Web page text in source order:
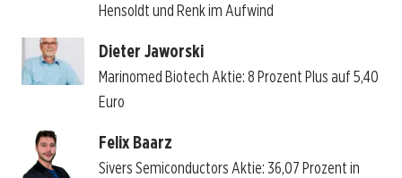
Hensoldt und Renk im Aufwind
Dieter Jaworski
Marinomed Biotech Aktie: 8 Prozent Plus auf 5,40
Euro
Felix Baarz
Sivers Semiconductors Aktie: 36,07 Prozent in